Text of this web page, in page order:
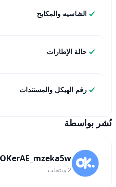
الشاسيه والمكابح
حالة الإطارات
رقم الهيكل والمستندات
نُشر بواسطة
OKerAE_mzeka5w
2منتجات